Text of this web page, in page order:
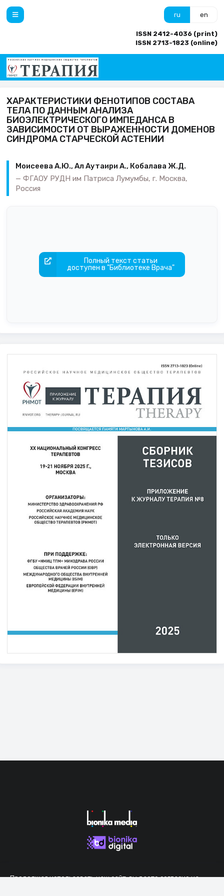
ru en
ISSN 2412-4036 (print)
ISSN 2713-1823 (online)
ХАРАКТЕРИСТИКИ ФЕНОТИПОВ СОСТАВА
ТЕЛА ПО ДАННЫМ АНАЛИЗА
БИОЭЛЕКТРИЧЕСКОГО ИМПЕДАНСА В
ЗАВИСИМОСТИ ОТ ВЫРАЖЕННОСТИ ДОМЕНОВ
СИНДРОМА СТАРЧЕСКОЙ АСТЕНИИ
Моисеева А.Ю., Ал Аутаири А., Кобалава Ж.Д.
ФГАОУ РУДН им Патриса Лумумбы, г. Москва,
Россия
Полный текст статьи
доступен в "Библиотеке Врача"
Продолжая использовать наш сайт, вы даете согласие на